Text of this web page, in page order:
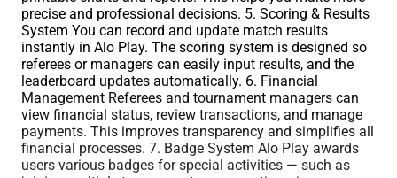
precise and professional decisions. 5. Scoring & Results
System You can record and update match results
instantly in Alo Play. The scoring system is designed so
referees or managers can easily input results, and the
leaderboard updates automatically. 6. Financial
Management Referees and tournament managers can
view financial status, review transactions, and manage
payments. This improves transparency and simplifies all
financial processes. 7. Badge System Alo Play awards
users various badges for special activities — such as